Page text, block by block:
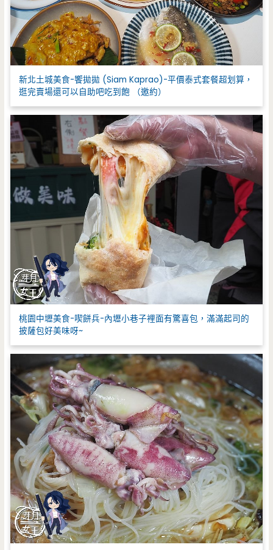
新北土城美食-饗拋拋 (Siam Kaprao)-平價泰式套餐超划算，
逛完賣場還可以自助吧吃到飽 （邀約）
桃園中壢美食-喫餅兵-內壢小巷子裡面有驚喜包，滿滿起司的
披薩包好美味呀~